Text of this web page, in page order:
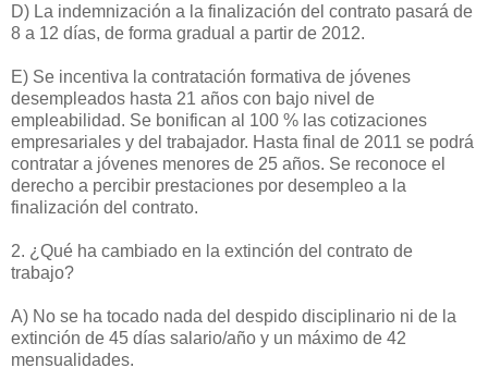
D) La indemnización a la finalización del contrato pasará de
8 a 12 días, de forma gradual a partir de 2012.
E) Se incentiva la contratación formativa de jóvenes
desempleados hasta 21 años con bajo nivel de
empleabilidad. Se bonifican al 100 % las cotizaciones
empresariales y del trabajador. Hasta final de 2011 se podrá
contratar a jóvenes menores de 25 años. Se reconoce el
derecho a percibir prestaciones por desempleo a la
finalización del contrato.
2. ¿Qué ha cambiado en la extinción del contrato de
trabajo?
A) No se ha tocado nada del despido disciplinario ni de la
extinción de 45 días salario/año y un máximo de 42
mensualidades.